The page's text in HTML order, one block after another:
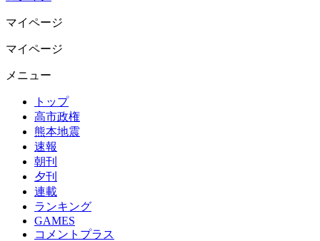
マイページ
マイページ
メニュー
トップ
高市政権
熊本地震
速報
朝刊
夕刊
連載
ランキング
GAMES
コメントプラス